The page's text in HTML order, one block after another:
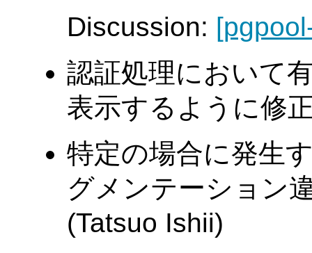
Discussion:
認証処理において
表示するように修
特定の場合に発生
グメンテーション
(Tatsuo Ishii)